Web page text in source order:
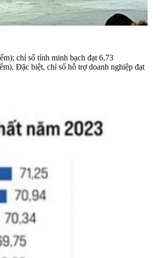
chỉ số tính minh bạch đạt 6,73
Đặc biệt, chỉ số hỗ trợ doanh nghiệp đạt